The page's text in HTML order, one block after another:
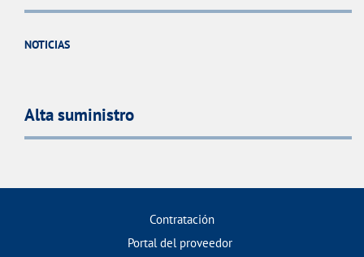
NOTICIAS
Alta suministro
Contratación
Portal del proveedor